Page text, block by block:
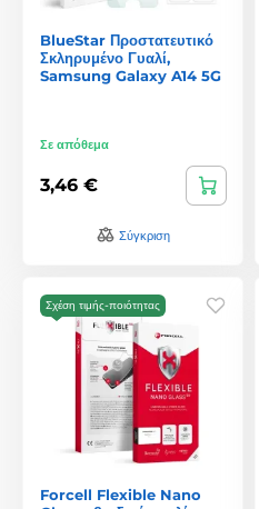
BlueStar Προστατευτικό
Σκληρυμένο Γυαλί,
Samsung Galaxy A14 5G
Σε απόθεμα
3,46 €
Σύγκριση
Σχέση τιμής-ποιότητας
Forcell Flexible Nano